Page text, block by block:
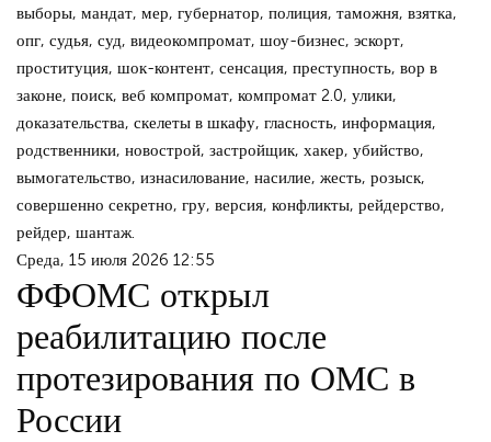
выборы, мандат, мер, губернатор, полиция, таможня, взятка,
опг, судья, суд, видеокомпромат, шоу-бизнес, эскорт,
проституция, шок-контент, сенсация, преступность, вор в
законе, поиск, веб компромат, компромат 2.0, улики,
доказательства, скелеты в шкафу, гласность, информация,
родственники, новострой, застройщик, хакер, убийство,
вымогательство, изнасилование, насилие, жесть, розыск,
совершенно секретно, гру, версия, конфликты, рейдерство,
рейдер, шантаж.
Среда, 15 июля 2026 12:55
ФФОМС открыл
реабилитацию после
протезирования по ОМС в
России